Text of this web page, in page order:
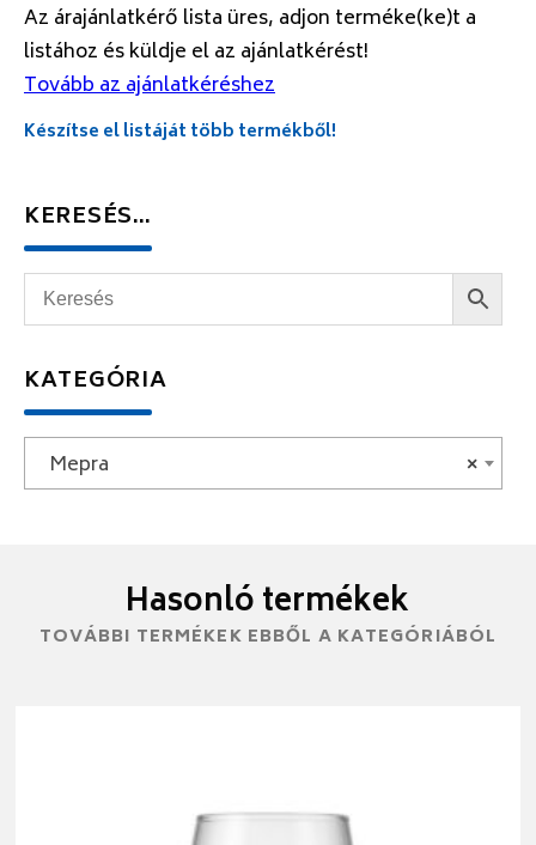
Az árajánlatkérő lista üres, adjon terméke(ke)t a
listához és küldje el az ajánlatkérést!
Tovább az ajánlatkéréshez
Készítse el listáját több termékből!
KERESÉS…
KATEGÓRIA
×
Mepra
Hasonló termékek
TOVÁBBI TERMÉKEK EBBŐL A KATEGÓRIÁBÓL